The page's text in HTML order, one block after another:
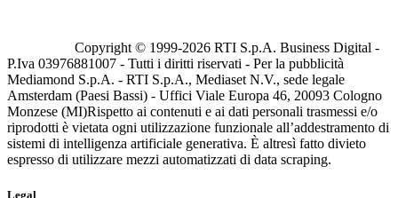
Copyright © 1999-2026 RTI S.p.A. Business Digital -
P.Iva 03976881007 - Tutti i diritti riservati - Per la pubblicità
Mediamond S.p.A. - RTI S.p.A., Mediaset N.V., sede legale
Amsterdam (Paesi Bassi) - Uffici Viale Europa 46, 20093 Cologno
Monzese (MI)Rispetto ai contenuti e ai dati personali trasmessi e/o
riprodotti è vietata ogni utilizzazione funzionale all’addestramento di
sistemi di intelligenza artificiale generativa. È altresì fatto divieto
espresso di utilizzare mezzi automatizzati di data scraping.
Legal